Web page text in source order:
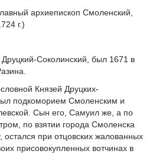
архиепископ Смоленский,
г.)
Соколинский, был 1671 в
Князей Друцких-
подкоморием Смоленским и
Сын его, Самуил же, а по
по взятии города Смоленска
остался при отцовских жалованных
присовокупленных вотчинах в